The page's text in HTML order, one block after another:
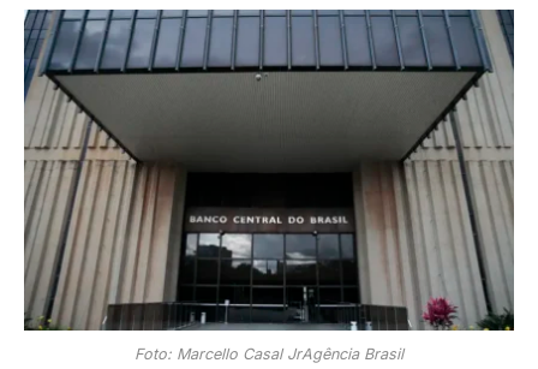
Foto: Marcello Casal JrAgência Brasil